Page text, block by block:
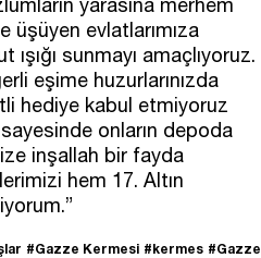
üşüyen evlatlarımıza
sunmayı amaçlıyoruz.
eşime huzurlarınızda
hediye kabul etmiyoruz
onların depoda
inşallah bir fayda
hem 17. Altın
#Gazze Kermesi #kermes #Gazze